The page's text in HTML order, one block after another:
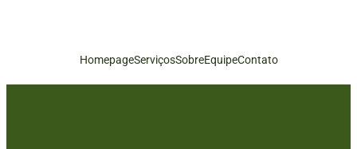
HomepageServiçosSobreEquipeContato